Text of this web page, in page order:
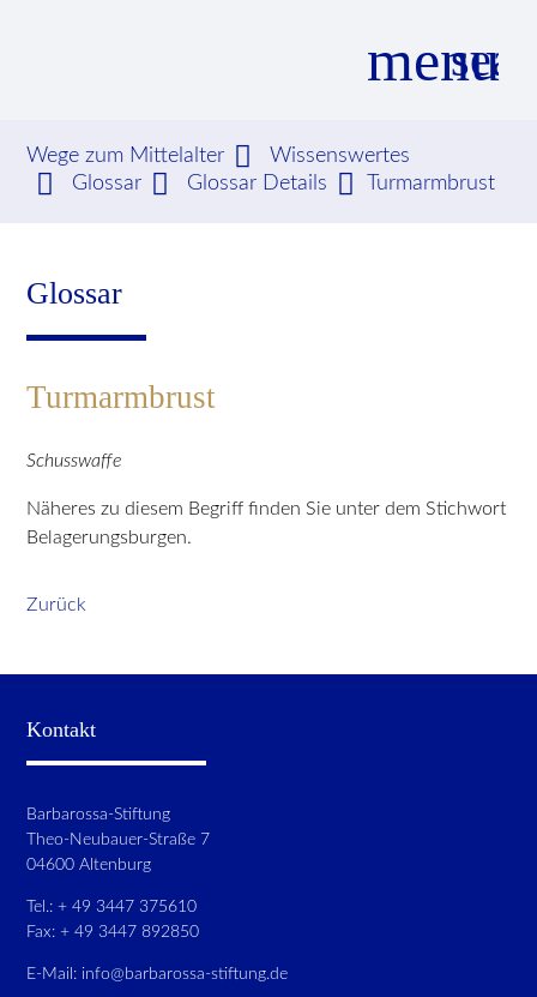
menu
Suchbegriffe SUCHEN
Wege zum Mittelalter
Wissenswertes
Glossar
Glossar Details Turmarmbrust
Glossar
Turmarmbrust
Schusswaffe
Näheres zu diesem Begriff finden Sie unter dem Stichwort
Belagerungsburgen.
Zurück
Kontakt
Barbarossa-Stiftung
Theo-Neubauer-Straße 7
04600 Altenburg
Tel.: + 49 3447 375610
Fax: + 49 3447 892850
E-Mail: info@barbarossa-stiftung.de